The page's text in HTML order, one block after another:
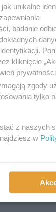
że
unikalne
badanie
kliknięcie
zgody
tylko
z naszych
w